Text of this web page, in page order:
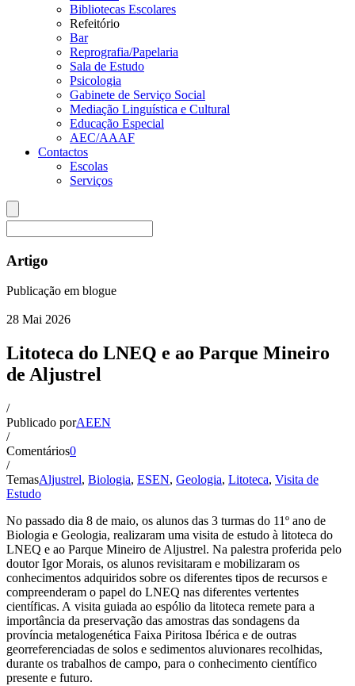
Bibliotecas Escolares
Refeitório
Bar
Reprografia/Papelaria
Sala de Estudo
Psicologia
Gabinete de Serviço Social
Mediação Linguística e Cultural
Educação Especial
AEC/AAAF
Contactos
Escolas
Serviços
Artigo
Publicação em blogue
28 Mai 2026
Litoteca do LNEQ e ao Parque Mineiro
de Aljustrel
/
Publicado porAEEN
/
Comentários0
/
TemasAljustrel, Biologia, ESEN, Geologia, Litoteca, Visita de
Estudo
No passado dia 8 de maio, os alunos das 3 turmas do 11º ano de
Biologia e Geologia, realizaram uma visita de estudo à litoteca do
LNEQ e ao Parque Mineiro de Aljustrel. Na palestra proferida pelo
doutor Igor Morais, os alunos revisitaram e mobilizaram os
conhecimentos adquiridos sobre os diferentes tipos de recursos e
compreenderam o papel do LNEQ nas diferentes vertentes
científicas. A visita guiada ao espólio da litoteca remete para a
importância da preservação das amostras das sondagens da
província metalogenética Faixa Piritosa Ibérica e de outras
georreferenciadas de solos e sedimentos aluvionares recolhidas,
durante os trabalhos de campo, para o conhecimento científico
presente e futuro.